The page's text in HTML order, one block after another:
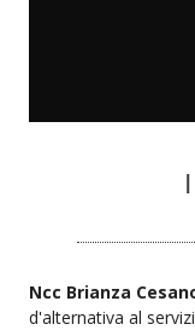
Ncc Brianza
d'alternativa al